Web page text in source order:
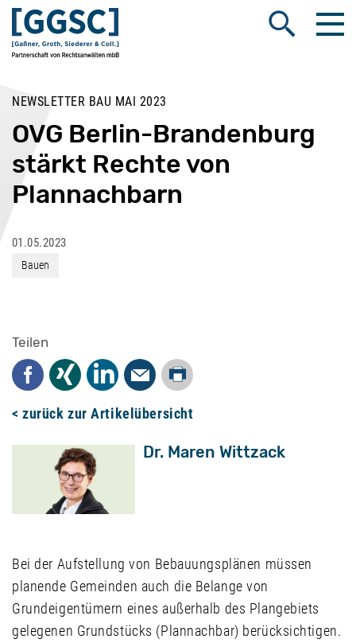
Suche öffnen
NEWSLETTER BAU MAI 2023
OVG Berlin-Brandenburg
stärkt Rechte von
Plannachbarn
01.05.2023
Bauen
Teilen
Facebook
Xing LinkedInMail
Drucken
< zurück zur Artikelübersicht
Dr. Maren Wittzack
Bei der Aufstellung von Bebauungsplänen müssen
planende Gemeinden auch die Belange von
Grundeigentümern eines außerhalb des Plangebiets
gelegenen Grundstücks (Plannachbar) berücksichtigen.